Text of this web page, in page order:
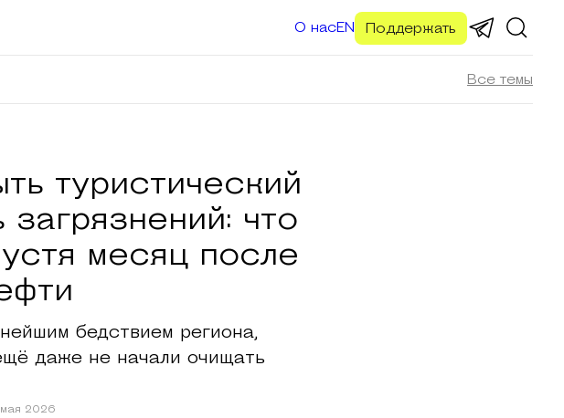
О насEN Поддержать
Все темы
туристический
что
месяц после
бедствием региона,
даже не начали очищать
мая 2026